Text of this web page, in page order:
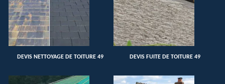
DEVIS NETTOYAGE DE TOITURE 49 DEVIS FUITE DE TOITURE 49